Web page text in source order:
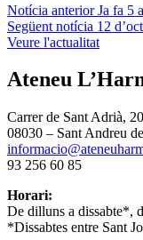
Navegació
d'entrades
Notícia anterior Ja fa 5
Següent notícia 12
Veure l'actualitat
Ateneu
Carrer de Sant Adrià,
08030 – Sant Andreu
93 256 60 85
Horari:
De dilluns a dissabte*,
*Dissabtes entre Sant